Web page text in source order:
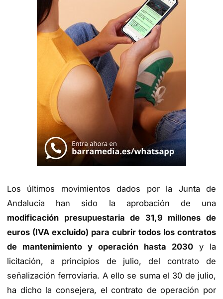
Los últimos movimientos dados por la Junta de
Andalucía han sido la aprobación de una
modificación presupuestaria de 31,9 millones de
euros (IVA excluido) para cubrir todos los contratos
de mantenimiento y operación hasta 2030 y la
licitación, a principios de julio, del contrato de
señalización ferroviaria. A ello se suma el 30 de julio,
ha dicho la consejera, el contrato de operación por